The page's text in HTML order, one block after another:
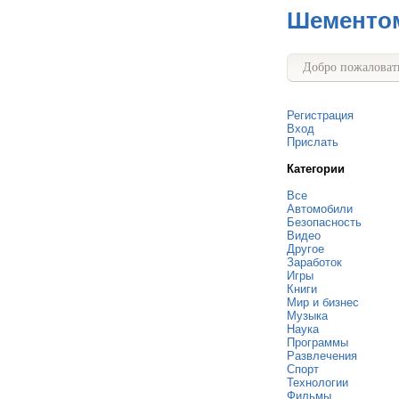
Добро
Регистрация
Вход
Прислать
Категории
Все
Автомобили
Безопасность
Видео
Другое
Заработок
Игры
Книги
Мир и бизнес
Музыка
Наука
Программы
Развлечения
Спорт
Технологии
Фильмы